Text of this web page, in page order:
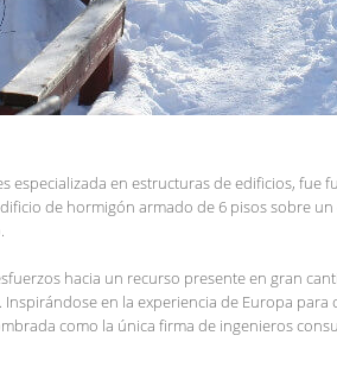
en estructuras de edificios, fue
de hormigón armado de 6 pisos sobre
hacia un recurso presente en gran
en la experiencia de Europa
como la única firma de ingenieros